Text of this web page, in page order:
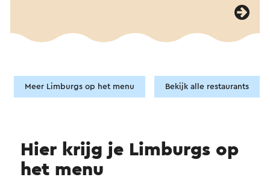
Meer Limburgs op het menu Bekijk alle restaurants
Hier krijg je Limburgs op
het menu